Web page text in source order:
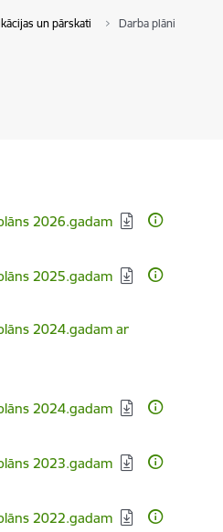
un pārskati Darba plāni
2026.gadam
2025.gadam
2024.gadam ar
2024.gadam
2023.gadam
2022.gadam